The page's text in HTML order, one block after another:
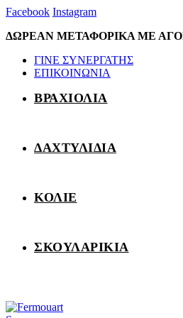
Facebook Instagram
ΔΩΡΕΑΝ ΜΕΤΑΦΟΡΙΚΑ ΜΕ
ΓΙΝΕ ΣΥΝΕΡΓΑΤΗΣ
ΕΠΙΚΟΙΝΩΝΙΑ
ΒΡΑΧΙΟΛΙΑ
ΔΑΧΤΥΛΙΔΙΑ
ΚΟΛΙΕ
ΣΚΟΥΛΑΡΙΚΙΑ